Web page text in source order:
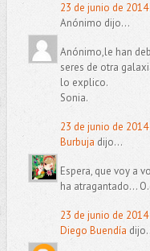
23 de junio de
Anónimo dijo...
Anónimo,le han
seres de otra
lo explico.
Sonia.
23 de junio de
Burbuja dijo...
Espera, que voy a
ha atragantado...
23 de junio de
Diego Buendía